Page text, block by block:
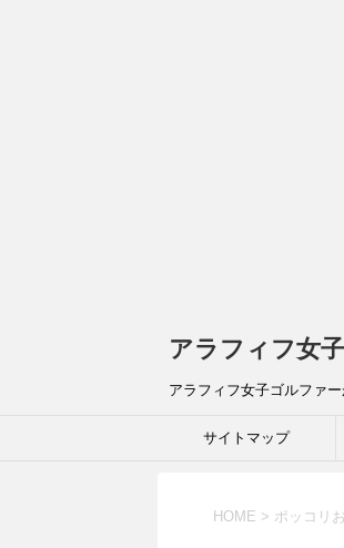
アラフィフ女
アラフィフ女子ゴルファ
サイトマップ
HOME > ポッコリ